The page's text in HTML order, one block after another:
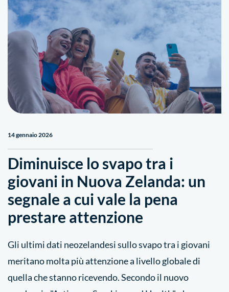
14 gennaio 2026
Diminuisce lo svapo tra i
giovani in Nuova Zelanda: un
segnale a cui vale la pena
prestare attenzione
Gli ultimi dati neozelandesi sullo svapo tra i giovani
meritano molta più attenzione a livello globale di
quella che stanno ricevendo. Secondo il nuovo